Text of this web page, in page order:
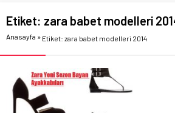
Etiket: zara babet modelleri
Anasayfa » Etiket: zara babet modelleri 2014